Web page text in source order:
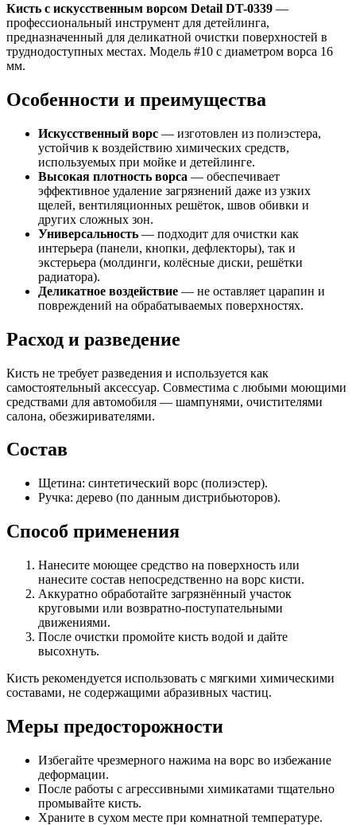
Кисть с искусственным ворсом Detail DT-0339 —
профессиональный инструмент для детейлинга,
предназначенный для деликатной очистки поверхностей в
труднодоступных местах. Модель #10 с диаметром ворса 16
мм.
Особенности и преимущества
Искусственный ворс — изготовлен из полиэстера,
устойчив к воздействию химических средств,
используемых при мойке и детейлинге.
Высокая плотность ворса — обеспечивает
эффективное удаление загрязнений даже из узких
щелей, вентиляционных решёток, швов обивки и
других сложных зон.
Универсальность — подходит для очистки как
интерьера (панели, кнопки, дефлекторы), так и
экстерьера (молдинги, колёсные диски, решётки
радиатора).
Деликатное воздействие — не оставляет царапин и
повреждений на обрабатываемых поверхностях.
Расход и разведение
Кисть не требует разведения и используется как
самостоятельный аксессуар. Совместима с любыми моющими
средствами для автомобиля — шампунями, очистителями
салона, обезжиривателями.
Состав
Щетина: синтетический ворс (полиэстер).
Ручка: дерево (по данным дистрибьюторов).
Способ применения
Нанесите моющее средство на поверхность или
нанесите состав непосредственно на ворс кисти.
Аккуратно обработайте загрязнённый участок
круговыми или возвратно-поступательными
движениями.
После очистки промойте кисть водой и дайте
высохнуть.
Кисть рекомендуется использовать с мягкими химическими
составами, не содержащими абразивных частиц.
Меры предосторожности
Избегайте чрезмерного нажима на ворс во избежание
деформации.
После работы с агрессивными химикатами тщательно
промывайте кисть.
Храните в сухом месте при комнатной температуре.